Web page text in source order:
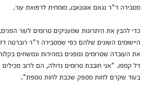
מסבירה ד"ר נגאם אוגונאבו, מומחית לרפואת עור.
כדי להבין את היתרונות שמעניקים סרומים לעור
היישומים השונים שלהם כפי שמסבירה ד"ר רוברטה
את העובדה שסרומים נספגים במהירות ונמשחים
דל קמפו. "אני חובבת סרומים גדולה, הם לרוב מכילים
בעוד שקרם לחות מספק שכבת לחות נוספת".